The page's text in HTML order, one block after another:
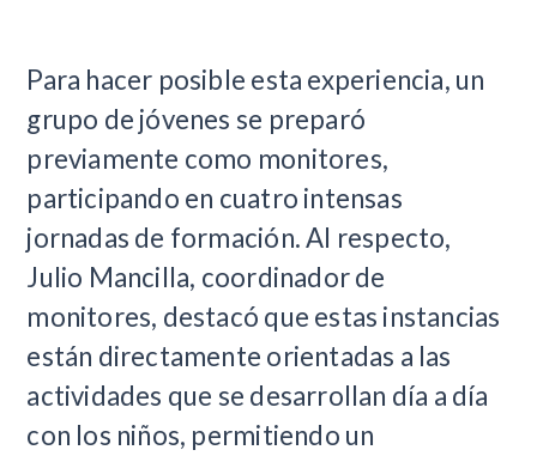
Para hacer posible esta experiencia, un
grupo de jóvenes se preparó
previamente como monitores,
participando en cuatro intensas
jornadas de formación. Al respecto,
Julio Mancilla, coordinador de
monitores, destacó que estas instancias
están directamente orientadas a las
actividades que se desarrollan día a día
con los niños, permitiendo un